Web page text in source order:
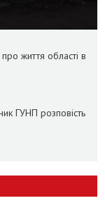
життя області в
ГУНП розповість